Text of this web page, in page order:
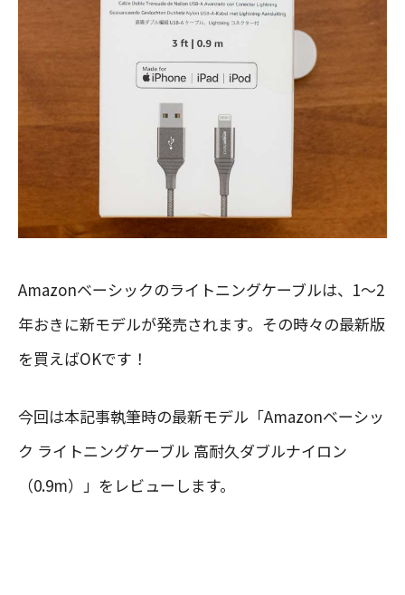
Amazonベーシックのライトニングケーブルは、1〜2
年おきに新モデルが発売されます。その時々の最新版
を買えばOKです！
今回は本記事執筆時の最新モデル「Amazonベーシッ
ク ライトニングケーブル 高耐久ダブルナイロン
（0.9m）」をレビューします。